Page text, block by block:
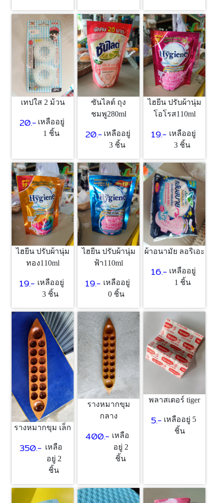
เทปใส 2 ม้วน
20.- เหลืออยู่
1 ชิ้น
ซันไลต์ ถุง
ชมพู280ml
20.- เหลืออยู่
3 ชิ้น
ไฮยีน ปรับผ้านุ่ม
โอโรส110ml
19.- เหลืออยู่
3 ชิ้น
ไฮยีน ปรับผ้านุ่ม
ทอง110ml
19.- เหลืออยู่
3 ชิ้น
ไฮยีน ปรับผ้านุ่ม
ฟ้า110ml
19.- เหลืออยู่
0 ชิ้น
ผ้าอนามัย ลอริเอะ
16.- เหลืออยู่
1 ชิ้น
รางหมากขุม เล็ก
350.- เหลือ
อยู่ 2
ชิ้น
รางหมากขุม
กลาง
400.- เหลือ
อยู่ 2
ชิ้น
พลาสเตอร์ tiger
5.- เหลืออยู่ 5
ชิ้น